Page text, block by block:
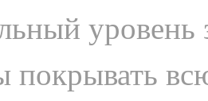
покрывать